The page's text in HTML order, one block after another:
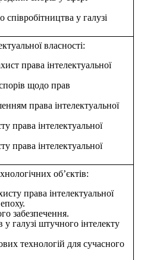
у галузі
власності:
права інтелектуальної
щодо прав
права інтелектуальної
права інтелектуальної
права інтелектуальної
об’єктів:
права інтелектуальної
забезпечення.
галузі штучного інтелекту
технологій для сучасного